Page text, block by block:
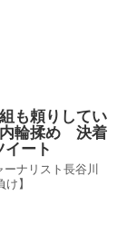
も頼りしてい
内輪揉め 決着
イート
ナリスト長谷川
】